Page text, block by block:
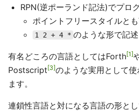
RPN(逆ポーランド記法)でプロ
ポイントフリースタイルと
1 2 + 4 * のような形で記
有名どころの言語としてはForth 1
Postscript 3 のような実用として
ます。
連鎖性言語と対になる言語の形と